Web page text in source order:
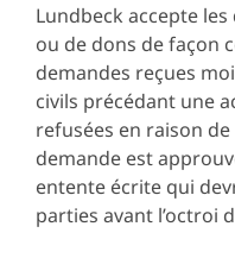
Lundbeck accepte
ou de dons de façon
demandes reçues
civils précédant une
refusées en raison
demande est
entente écrite qui
parties avant l’octroi